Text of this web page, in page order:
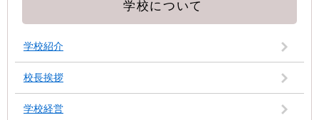
学校について
学校紹介
校長挨拶
学校経営